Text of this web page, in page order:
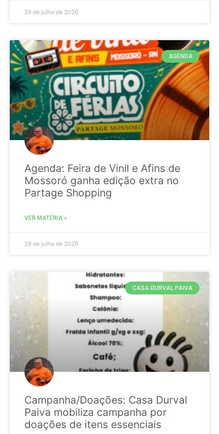
29 de julho de 2026
AGENDA
Agenda: Feira de Vinil e Afins de
Mossoró ganha edição extra no
Partage Shopping
VER MATÉRIA »
29 de julho de 2026
CASA DURVAL PAIVA
Campanha/Doações: Casa Durval
Paiva mobiliza campanha por
doações de itens essenciais